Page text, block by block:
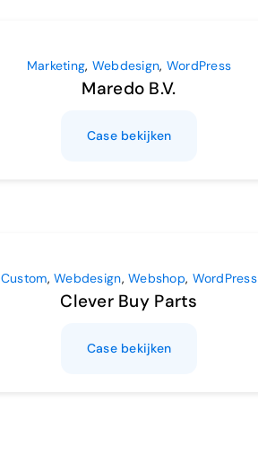
Marketing, Webdesign, WordPress
Maredo B.V.
Case bekijken
Custom,Webdesign,Webshop, WordPress
Clever Buy Parts
Case bekijken